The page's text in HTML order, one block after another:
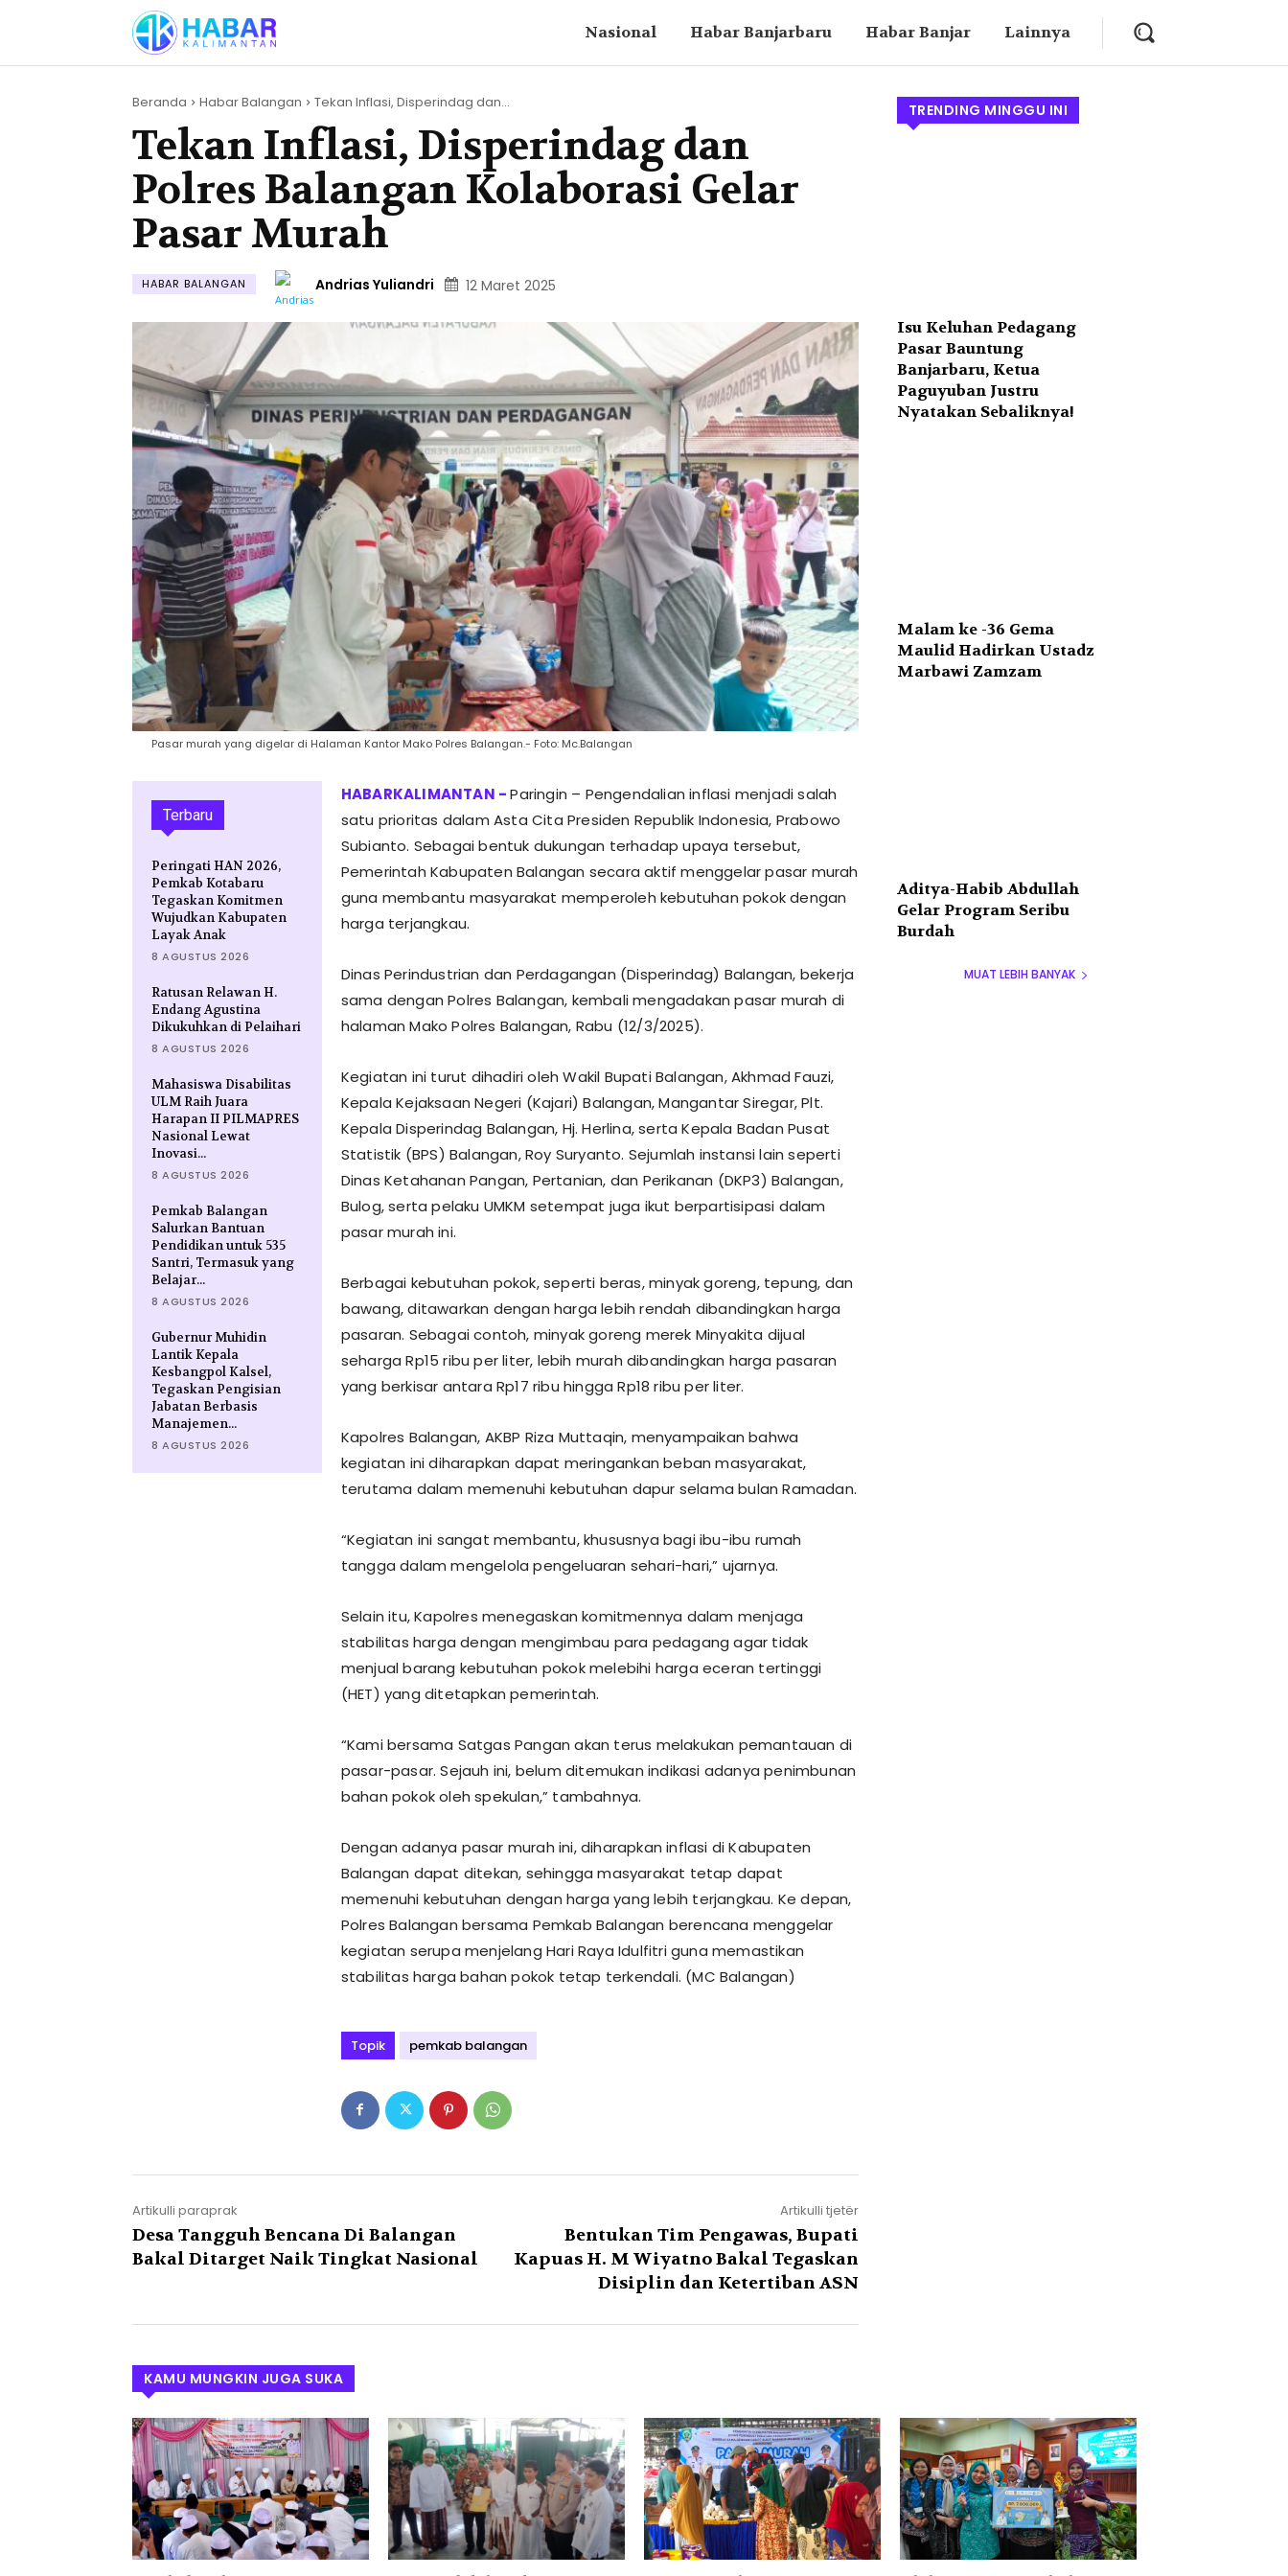
Nasional Habar Banjarbaru Habar Banjar Lainnya
Beranda Habar Balangan Tekan Inflasi, Disperindag dan...
Tekan Inflasi, Disperindag dan
Polres Balangan Kolaborasi Gelar
Pasar Murah
HABAR BALANGAN Andrias Yuliandri 12 Maret 2025
Pasar murah yang digelar di Halaman Kantor Mako Polres Balangan.- Foto: Mc.Balangan
Terbaru
Peringati HAN 2026,
Pemkab Kotabaru
Tegaskan Komitmen
Wujudkan Kabupaten
Layak Anak
8 AGUSTUS 2026
Ratusan Relawan H.
Endang Agustina
Dikukuhkan di Pelaihari
8 AGUSTUS 2026
Mahasiswa Disabilitas
ULM Raih Juara
Harapan II PILMAPRES
Nasional Lewat
Inovasi...
8 AGUSTUS 2026
Pemkab Balangan
Salurkan Bantuan
Pendidikan untuk 535
Santri, Termasuk yang
Belajar...
8 AGUSTUS 2026
Gubernur Muhidin
Lantik Kepala
Kesbangpol Kalsel,
Tegaskan Pengisian
Jabatan Berbasis
Manajemen...
8 AGUSTUS 2026
Paringin – Pengendalian inflasi menjadi salah
satu prioritas dalam Asta Cita Presiden Republik Indonesia, Prabowo
Subianto. Sebagai bentuk dukungan terhadap upaya tersebut,
Pemerintah Kabupaten Balangan secara aktif menggelar pasar murah
guna membantu masyarakat memperoleh kebutuhan pokok dengan
harga terjangkau.
Dinas Perindustrian dan Perdagangan (Disperindag) Balangan, bekerja
sama dengan Polres Balangan, kembali mengadakan pasar murah di
halaman Mako Polres Balangan, Rabu (12/3/2025).
Kegiatan ini turut dihadiri oleh Wakil Bupati Balangan, Akhmad Fauzi,
Kepala Kejaksaan Negeri (Kajari) Balangan, Mangantar Siregar, Plt.
Kepala Disperindag Balangan, Hj. Herlina, serta Kepala Badan Pusat
Statistik (BPS) Balangan, Roy Suryanto. Sejumlah instansi lain seperti
Dinas Ketahanan Pangan, Pertanian, dan Perikanan (DKP3) Balangan,
Bulog, serta pelaku UMKM setempat juga ikut berpartisipasi dalam
pasar murah ini.
Berbagai kebutuhan pokok, seperti beras, minyak goreng, tepung, dan
bawang, ditawarkan dengan harga lebih rendah dibandingkan harga
pasaran. Sebagai contoh, minyak goreng merek Minyakita dijual
seharga Rp15 ribu per liter, lebih murah dibandingkan harga pasaran
yang berkisar antara Rp17 ribu hingga Rp18 ribu per liter.
Kapolres Balangan, AKBP Riza Muttaqin, menyampaikan bahwa
kegiatan ini diharapkan dapat meringankan beban masyarakat,
terutama dalam memenuhi kebutuhan dapur selama bulan Ramadan.
“Kegiatan ini sangat membantu, khususnya bagi ibu-ibu rumah
tangga dalam mengelola pengeluaran sehari-hari,” ujarnya.
Selain itu, Kapolres menegaskan komitmennya dalam menjaga
stabilitas harga dengan mengimbau para pedagang agar tidak
menjual barang kebutuhan pokok melebihi harga eceran tertinggi
(HET) yang ditetapkan pemerintah.
“Kami bersama Satgas Pangan akan terus melakukan pemantauan di
pasar-pasar. Sejauh ini, belum ditemukan indikasi adanya penimbunan
bahan pokok oleh spekulan,” tambahnya.
Dengan adanya pasar murah ini, diharapkan inflasi di Kabupaten
Balangan dapat ditekan, sehingga masyarakat tetap dapat
memenuhi kebutuhan dengan harga yang lebih terjangkau. Ke depan,
Polres Balangan bersama Pemkab Balangan berencana menggelar
kegiatan serupa menjelang Hari Raya Idulfitri guna memastikan
stabilitas harga bahan pokok tetap terkendali. (MC Balangan)
Topik pemkab balangan
Artikulli paraprak
Desa Tangguh Bencana Di Balangan
Bakal Ditarget Naik Tingkat Nasional
Artikulli tjetër
Bentukan Tim Pengawas, Bupati
Kapuas H. M Wiyatno Bakal Tegaskan
Disiplin dan Ketertiban ASN
TRENDING MINGGU INI
Isu Keluhan Pedagang
Pasar Bauntung
Banjarbaru, Ketua
Paguyuban Justru
Nyatakan Sebaliknya!
Malam ke -36 Gema
Maulid Hadirkan Ustadz
Marbawi Zamzam
Aditya-Habib Abdullah
Gelar Program Seribu
Burdah
MUAT LEBIH BANYAK
KAMU MUNGKIN JUGA SUKA